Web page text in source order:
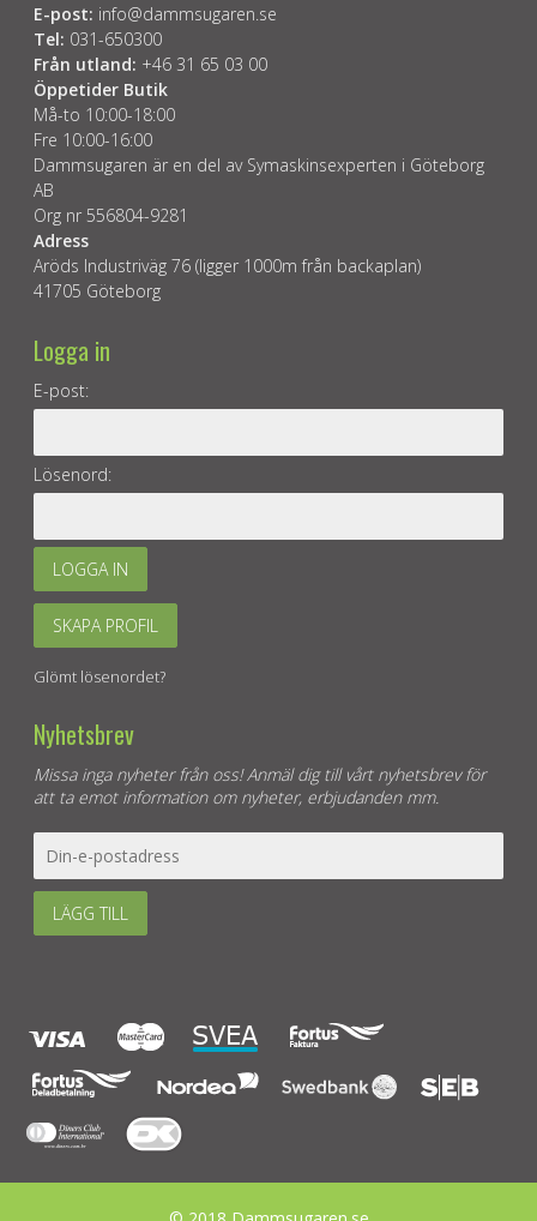
E-post: info@dammsugaren.se
Tel: 031-650300
Från utland: +46 31 65 03 00
Öppetider Butik
Må-to 10:00-18:00
Fre 10:00-16:00
Dammsugaren är en del av Symaskinsexperten i Göteborg
AB
Org nr 556804-9281
Adress
Aröds Industriväg 76 (ligger 1000m från backaplan)
41705 Göteborg
Logga in
E-post:
Lösenord:
LOGGA IN
SKAPA PROFIL
Glömt lösenordet?
Nyhetsbrev
Missa inga nyheter från oss! Anmäl dig till vårt nyhetsbrev för
att ta emot information om nyheter, erbjudanden mm.
LÄGG TILL